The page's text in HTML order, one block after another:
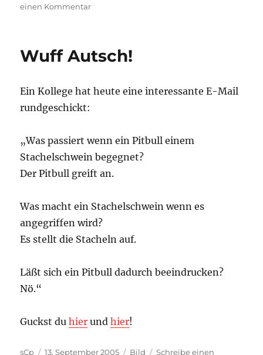
am
einen Kommentarzu
Wuff Autsch!
Ein Kollege hat heute eine interessante E-Mail
rundgeschickt:
„Was passiert wenn ein Pitbull einem
Stachelschwein begegnet?
Der Pitbull greift an.
Was macht ein Stachelschwein wenn es
angegriffen wird?
Es stellt die Stacheln auf.
Läßt sich ein Pitbull dadurch beeindrucken?
Nö.“
Guckst duhier undhier!
Autor
sCp Veröffentlicht
13. September 2005 Kategorien
Bild Schreibe einen